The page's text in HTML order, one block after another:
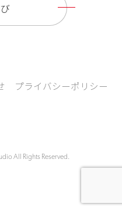
プライバシーポリシー
All Rights Reserved.